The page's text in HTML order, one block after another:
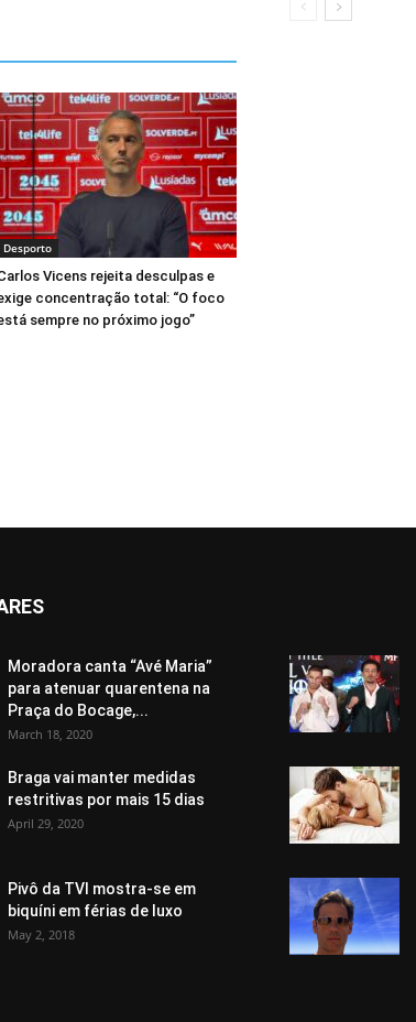
Desporto
Vicens rejeita desculpas e
concentração total: “O foco
sempre no próximo jogo”
Moradora canta “Avé Maria”
para atenuar quarentena na
Praça do Bocage,...
March 18, 2020
Braga vai manter medidas
restritivas por mais 15 dias
April 29, 2020
Pivô da TVI mostra-se em
biquíni em férias de luxo
May 2, 2018